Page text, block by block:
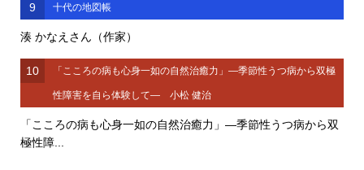
9 十代の地図帳
湊 かなえさん（作家）
10 「こころの病も心身一如の自然治癒力」―季節性うつ病から双極
性障害を自ら体験して― 小松 健治
「こころの病も心身一如の自然治癒力」―季節性うつ病から双
極性障...